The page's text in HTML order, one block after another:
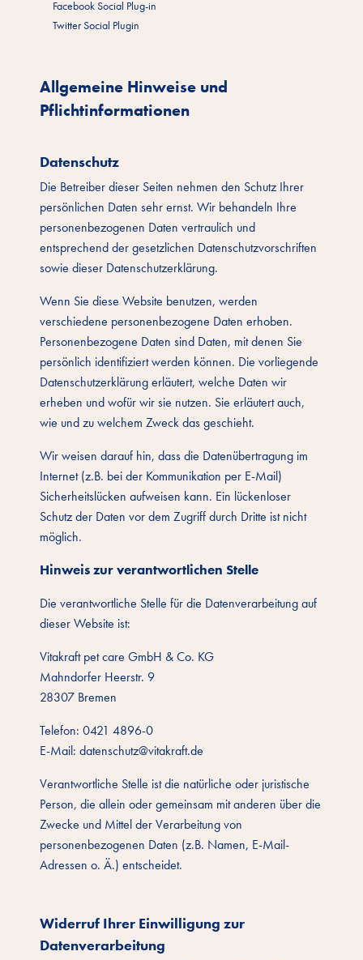
Facebook Social Plug-in
Twitter Social Plugin
Allgemeine Hinweise und
Pflichtinformationen
Datenschutz
Die Betreiber dieser Seiten nehmen den Schutz Ihrer
persönlichen Daten sehr ernst. Wir behandeln Ihre
personenbezogenen Daten vertraulich und
entsprechend der gesetzlichen Datenschutzvorschriften
sowie dieser Datenschutzerklärung.
Wenn Sie diese Website benutzen, werden
verschiedene personenbezogene Daten erhoben.
Personenbezogene Daten sind Daten, mit denen Sie
persönlich identifiziert werden können. Die vorliegende
Datenschutzerklärung erläutert, welche Daten wir
erheben und wofür wir sie nutzen. Sie erläutert auch,
wie und zu welchem Zweck das geschieht.
Wir weisen darauf hin, dass die Datenübertragung im
Internet (z.B. bei der Kommunikation per E-Mail)
Sicherheitslücken aufweisen kann. Ein lückenloser
Schutz der Daten vor dem Zugriff durch Dritte ist nicht
möglich.
Hinweis zur verantwortlichen Stelle
Die verantwortliche Stelle für die Datenverarbeitung auf
dieser Website ist:
Vitakraft pet care GmbH & Co. KG
Mahndorfer Heerstr. 9
28307 Bremen
Telefon: 0421 4896-0
E-Mail: datenschutz@vitakraft.de
Verantwortliche Stelle ist die natürliche oder juristische
Person, die allein oder gemeinsam mit anderen über die
Zwecke und Mittel der Verarbeitung von
personenbezogenen Daten (z.B. Namen, E-Mail-
Adressen o. Ä.) entscheidet.
Widerruf Ihrer Einwilligung zur
Datenverarbeitung